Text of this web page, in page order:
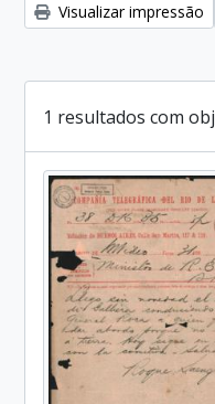
Visualizar impressão
1 resultados com